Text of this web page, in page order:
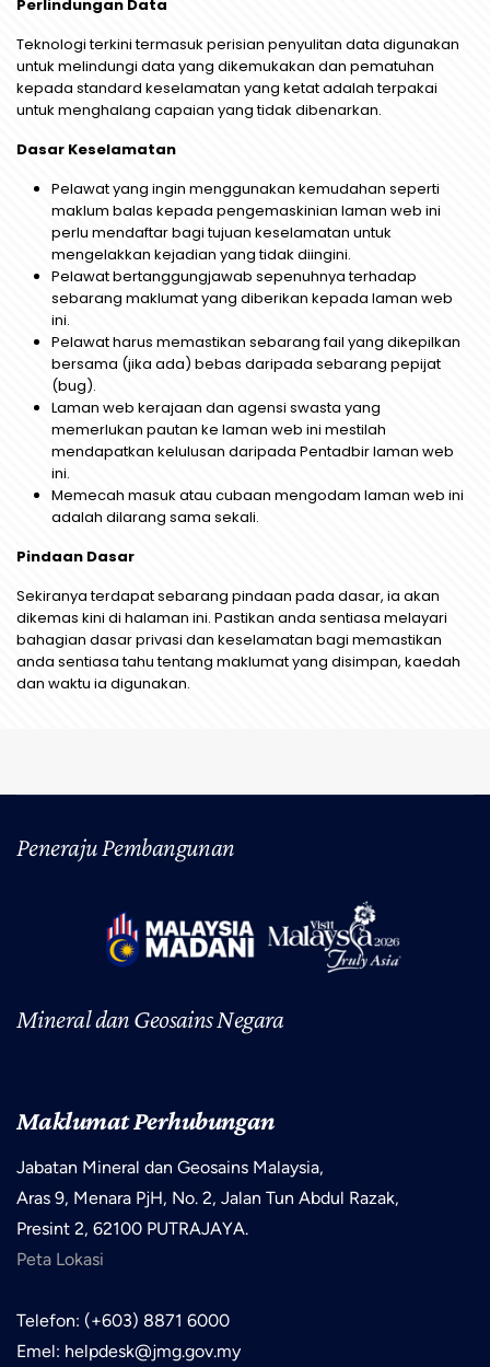
Perlindungan Data
Teknologi terkini termasuk perisian penyulitan data digunakan
untuk melindungi data yang dikemukakan dan pematuhan
kepada standard keselamatan yang ketat adalah terpakai
untuk menghalang capaian yang tidak dibenarkan.
Dasar Keselamatan
Pelawat yang ingin menggunakan kemudahan seperti
maklum balas kepada pengemaskinian laman web ini
perlu mendaftar bagi tujuan keselamatan untuk
mengelakkan kejadian yang tidak diingini.
Pelawat bertanggungjawab sepenuhnya terhadap
sebarang maklumat yang diberikan kepada laman web
ini.
Pelawat harus memastikan sebarang fail yang dikepilkan
bersama (jika ada) bebas daripada sebarang pepijat
(bug).
Laman web kerajaan dan agensi swasta yang
memerlukan pautan ke laman web ini mestilah
mendapatkan kelulusan daripada Pentadbir laman web
ini.
Memecah masuk atau cubaan mengodam laman web ini
adalah dilarang sama sekali.
Pindaan Dasar
Sekiranya terdapat sebarang pindaan pada dasar, ia akan
dikemas kini di halaman ini. Pastikan anda sentiasa melayari
bahagian dasar privasi dan keselamatan bagi memastikan
anda sentiasa tahu tentang maklumat yang disimpan, kaedah
dan waktu ia digunakan.
Peneraju Pembangunan
Mineral dan Geosains Negara
Maklumat Perhubungan
Jabatan Mineral dan Geosains Malaysia,
Aras 9, Menara PjH, No. 2, Jalan Tun Abdul Razak,
Presint 2, 62100 PUTRAJAYA.
Peta Lokasi
Telefon: (+603) 8871 6000
Emel: helpdesk@jmg.gov.my